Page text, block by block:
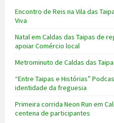
Encontro de Reis na Vila das
Viva
Natal em Caldas das Taipas de
apoiar Comércio local
Metrominuto de Caldas das
“Entre Taipas e Histórias”
identidade da freguesia
Primeira corrida Neon Run em
centena de participantes